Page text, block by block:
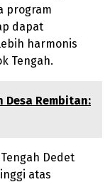
program
dapat
harmonis
Tengah.
Rembitan:
Dedet
atas